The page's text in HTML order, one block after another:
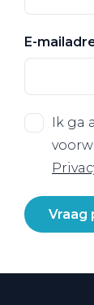
E-
Ik ga
Vraag